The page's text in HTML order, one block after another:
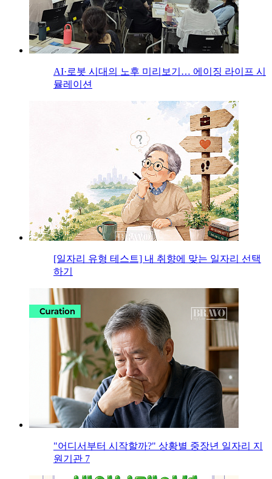
AI·로봇 시대의 노후 미리보기… 에이징 라이프 시
뮬레이션
[일자리 유형 테스트] 내 취향에 맞는 일자리 선택
하기
"어디서부터 시작할까?" 상황별 중장년 일자리 지
원기관 7